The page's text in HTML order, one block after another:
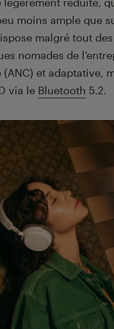
moins ample que
malgré tout
nomades de
et adaptative,
via le Bluetooth 5.2.